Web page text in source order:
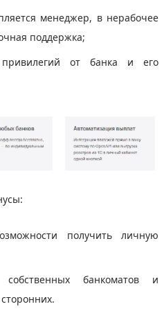
менеджер, в нерабочее
поддержка;
от банка и его
получить личную
собственных банкоматов и